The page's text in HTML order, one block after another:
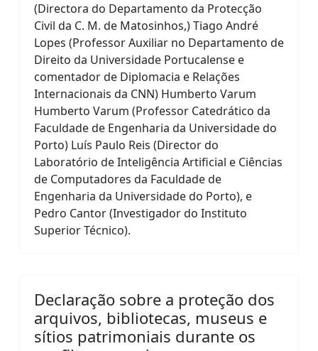
(Directora do Departamento da Protecção
Civil da C. M. de Matosinhos,) Tiago André
Lopes (Professor Auxiliar no Departamento de
Direito da Universidade Portucalense e
comentador de Diplomacia e Relações
Internacionais da CNN) Humberto Varum
Humberto Varum (Professor Catedrático da
Faculdade de Engenharia da Universidade do
Porto) Luís Paulo Reis (Director do
Laboratório de Inteligência Artificial e Ciências
de Computadores da Faculdade de
Engenharia da Universidade do Porto), e
Pedro Cantor (Investigador do Instituto
Superior Técnico).
Declaração sobre a proteção dos
arquivos, bibliotecas, museus e
sítios patrimoniais durante os